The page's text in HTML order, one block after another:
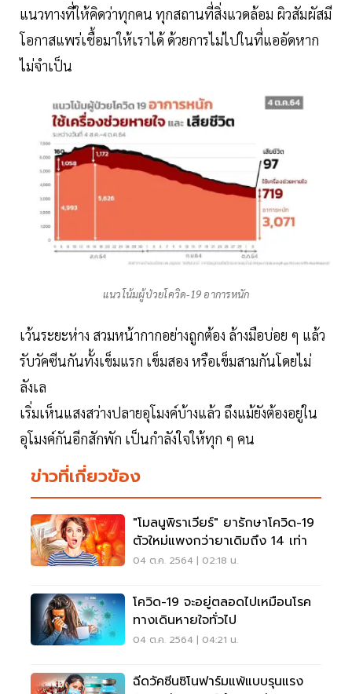
แนวทางที่ให้คิดว่าทุกคน ทุกสถานที่สิ่งแวดล้อม ผิวสัมผัสมี
โอกาสแพร่เชื้อมาให้เราได้ ด้วยการไม่ไปในที่แออัดหาก
ไม่จำเป็น
แนวโน้มผู้ป่วยโควิด-19 อาการหนัก
เว้นระยะห่าง สวมหน้ากากอย่างถูกต้อง ล้างมือบ่อย ๆ แล้ว
รับวัคซีนกันทั้งเข็มแรก เข็มสอง หรือเข็มสามกันโดยไม่
ลังเล
เริ่มเห็นแสงสว่างปลายอุโมงค์บ้างแล้ว ถึงแม้ยังต้องอยู่ใน
อุโมงค์กันอีกสักพัก เป็นกำลังใจให้ทุก ๆ คน
ข่าวที่เกี่ยวข้อง
"โมลนูพิราเวียร์" ยารักษาโควิด-19
ตัวใหม่แพงกว่ายาเดิมถึง 14 เท่า
04 ต.ค. 2564 | 02:18 น.
โควิด-19 จะอยู่ตลอดไปเหมือนโรค
ทางเดินหายใจทั่วไป
04 ต.ค. 2564 | 04:21 น.
ฉีดวัคซีนซิโนฟาร์มแพ้แบบรุนแรง